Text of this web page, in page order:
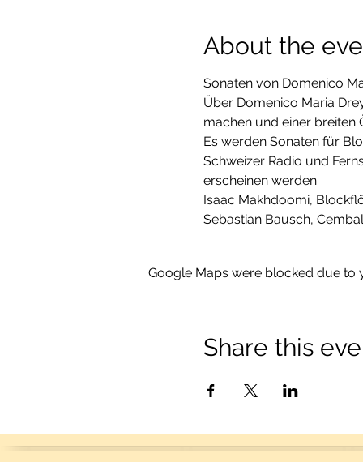
About the
Sonaten von Domenico
Über Domenico Maria
machen und einer breiten
Es werden Sonaten für
Schweizer Radio und
erscheinen werden.
Isaac Makhdoomi,
Sebastian Bausch,
Google Maps were blocked due to
Share this